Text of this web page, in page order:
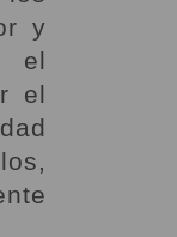
y
el
el